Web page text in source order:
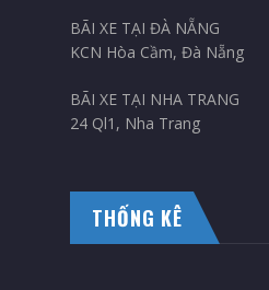
BÃI XE TẠI ĐÀ NẴNG
KCN Hòa Cầm, Đà Nẵng
BÃI XE TẠI NHA TRANG
24 Ql1, Nha Trang
THỐNG KÊ